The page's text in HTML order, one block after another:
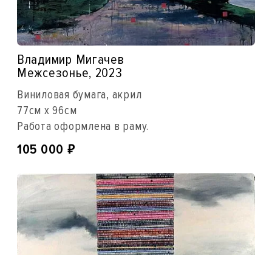
Владимир Мигачев
Межсезонье, 2023
Виниловая бумага, акрил
77см x 96см
Работа оформлена в раму.
105 000 ₽